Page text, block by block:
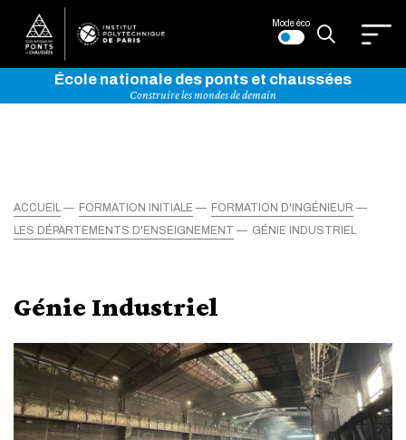
Mode éco
École nationale des ponts et chaussées
Construire les mondes de demain
ACCUEIL FORMATION INITIALE
FORMATION D'INGÉNIEUR
LES DÉPARTEMENTS D'ENSEIGNEMENT
GÉNIE INDUSTRIEL
Génie Industriel